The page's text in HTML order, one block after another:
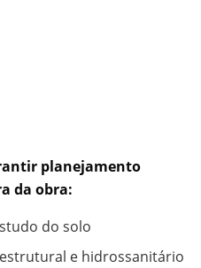
planejamento
da obra:
do solo
e hidrossanitário